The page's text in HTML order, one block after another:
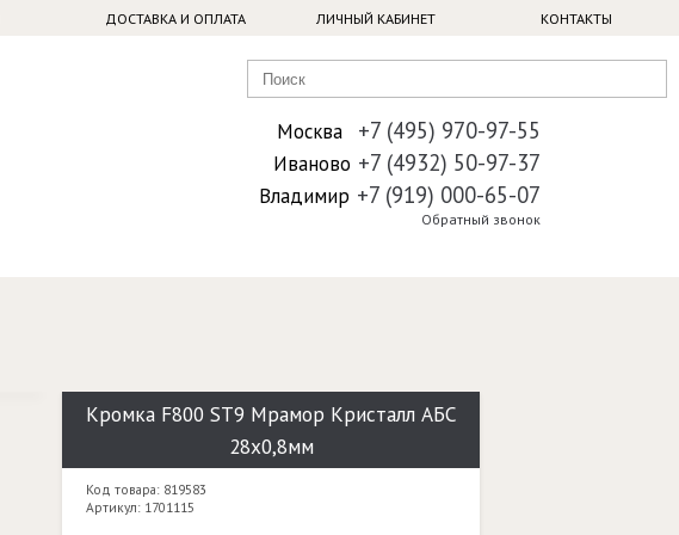
ДОСТАВКА И ОПЛАТА ЛИЧНЫЙ КАБИНЕТ КОНТАКТЫ
Москва +7 (495) 970-97-55
Иваново +7 (4932) 50-97-37
Владимир +7 (919) 000-65-07
Обратный звонок
Кромка F800 ST9 Мрамор Кристалл АБС
28х0,8мм
Код товара: 819583
Артикул: 1701115